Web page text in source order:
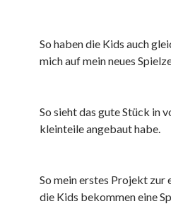
So haben die Kids auch
mich auf mein neues
So sieht das gute Stück in
kleinteile angebaut habe.
So mein erstes Projekt zur
die Kids bekommen eine